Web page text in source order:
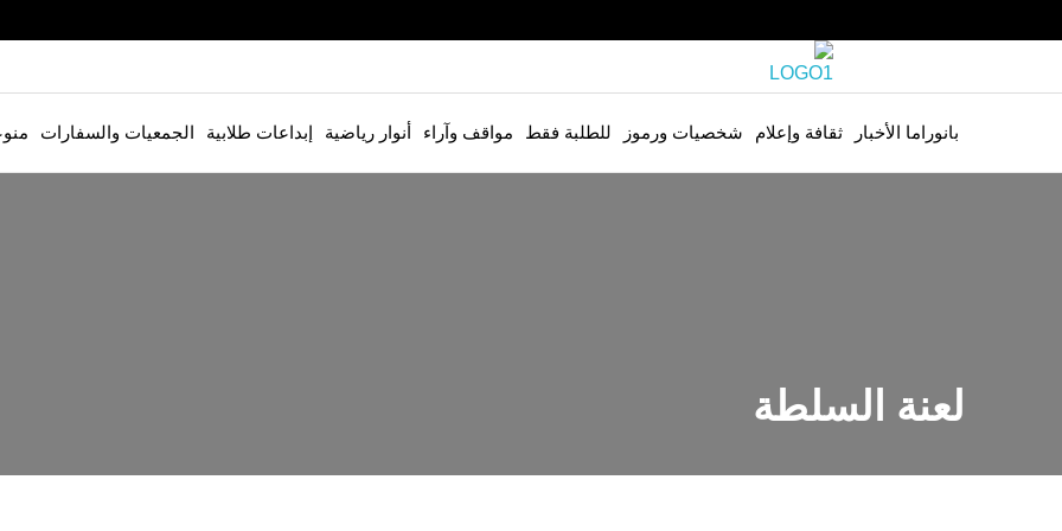
بانوراما الأخبار ثقافة وإعلام شخصيات ورموز للطلبة فقط مواقف وآراء أنوار رياضية إبداعات طلابية الجمعيات والسفارات
لعنة السلطة